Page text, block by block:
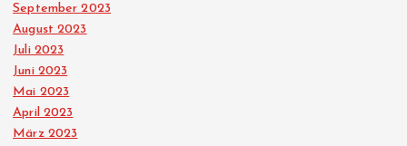
September 2023
August 2023
Juli 2023
Juni 2023
Mai 2023
April 2023
März 2023